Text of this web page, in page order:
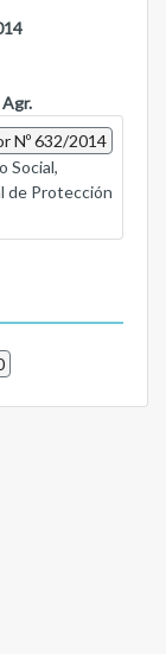
Nº 632/2014
Social,
de Protección